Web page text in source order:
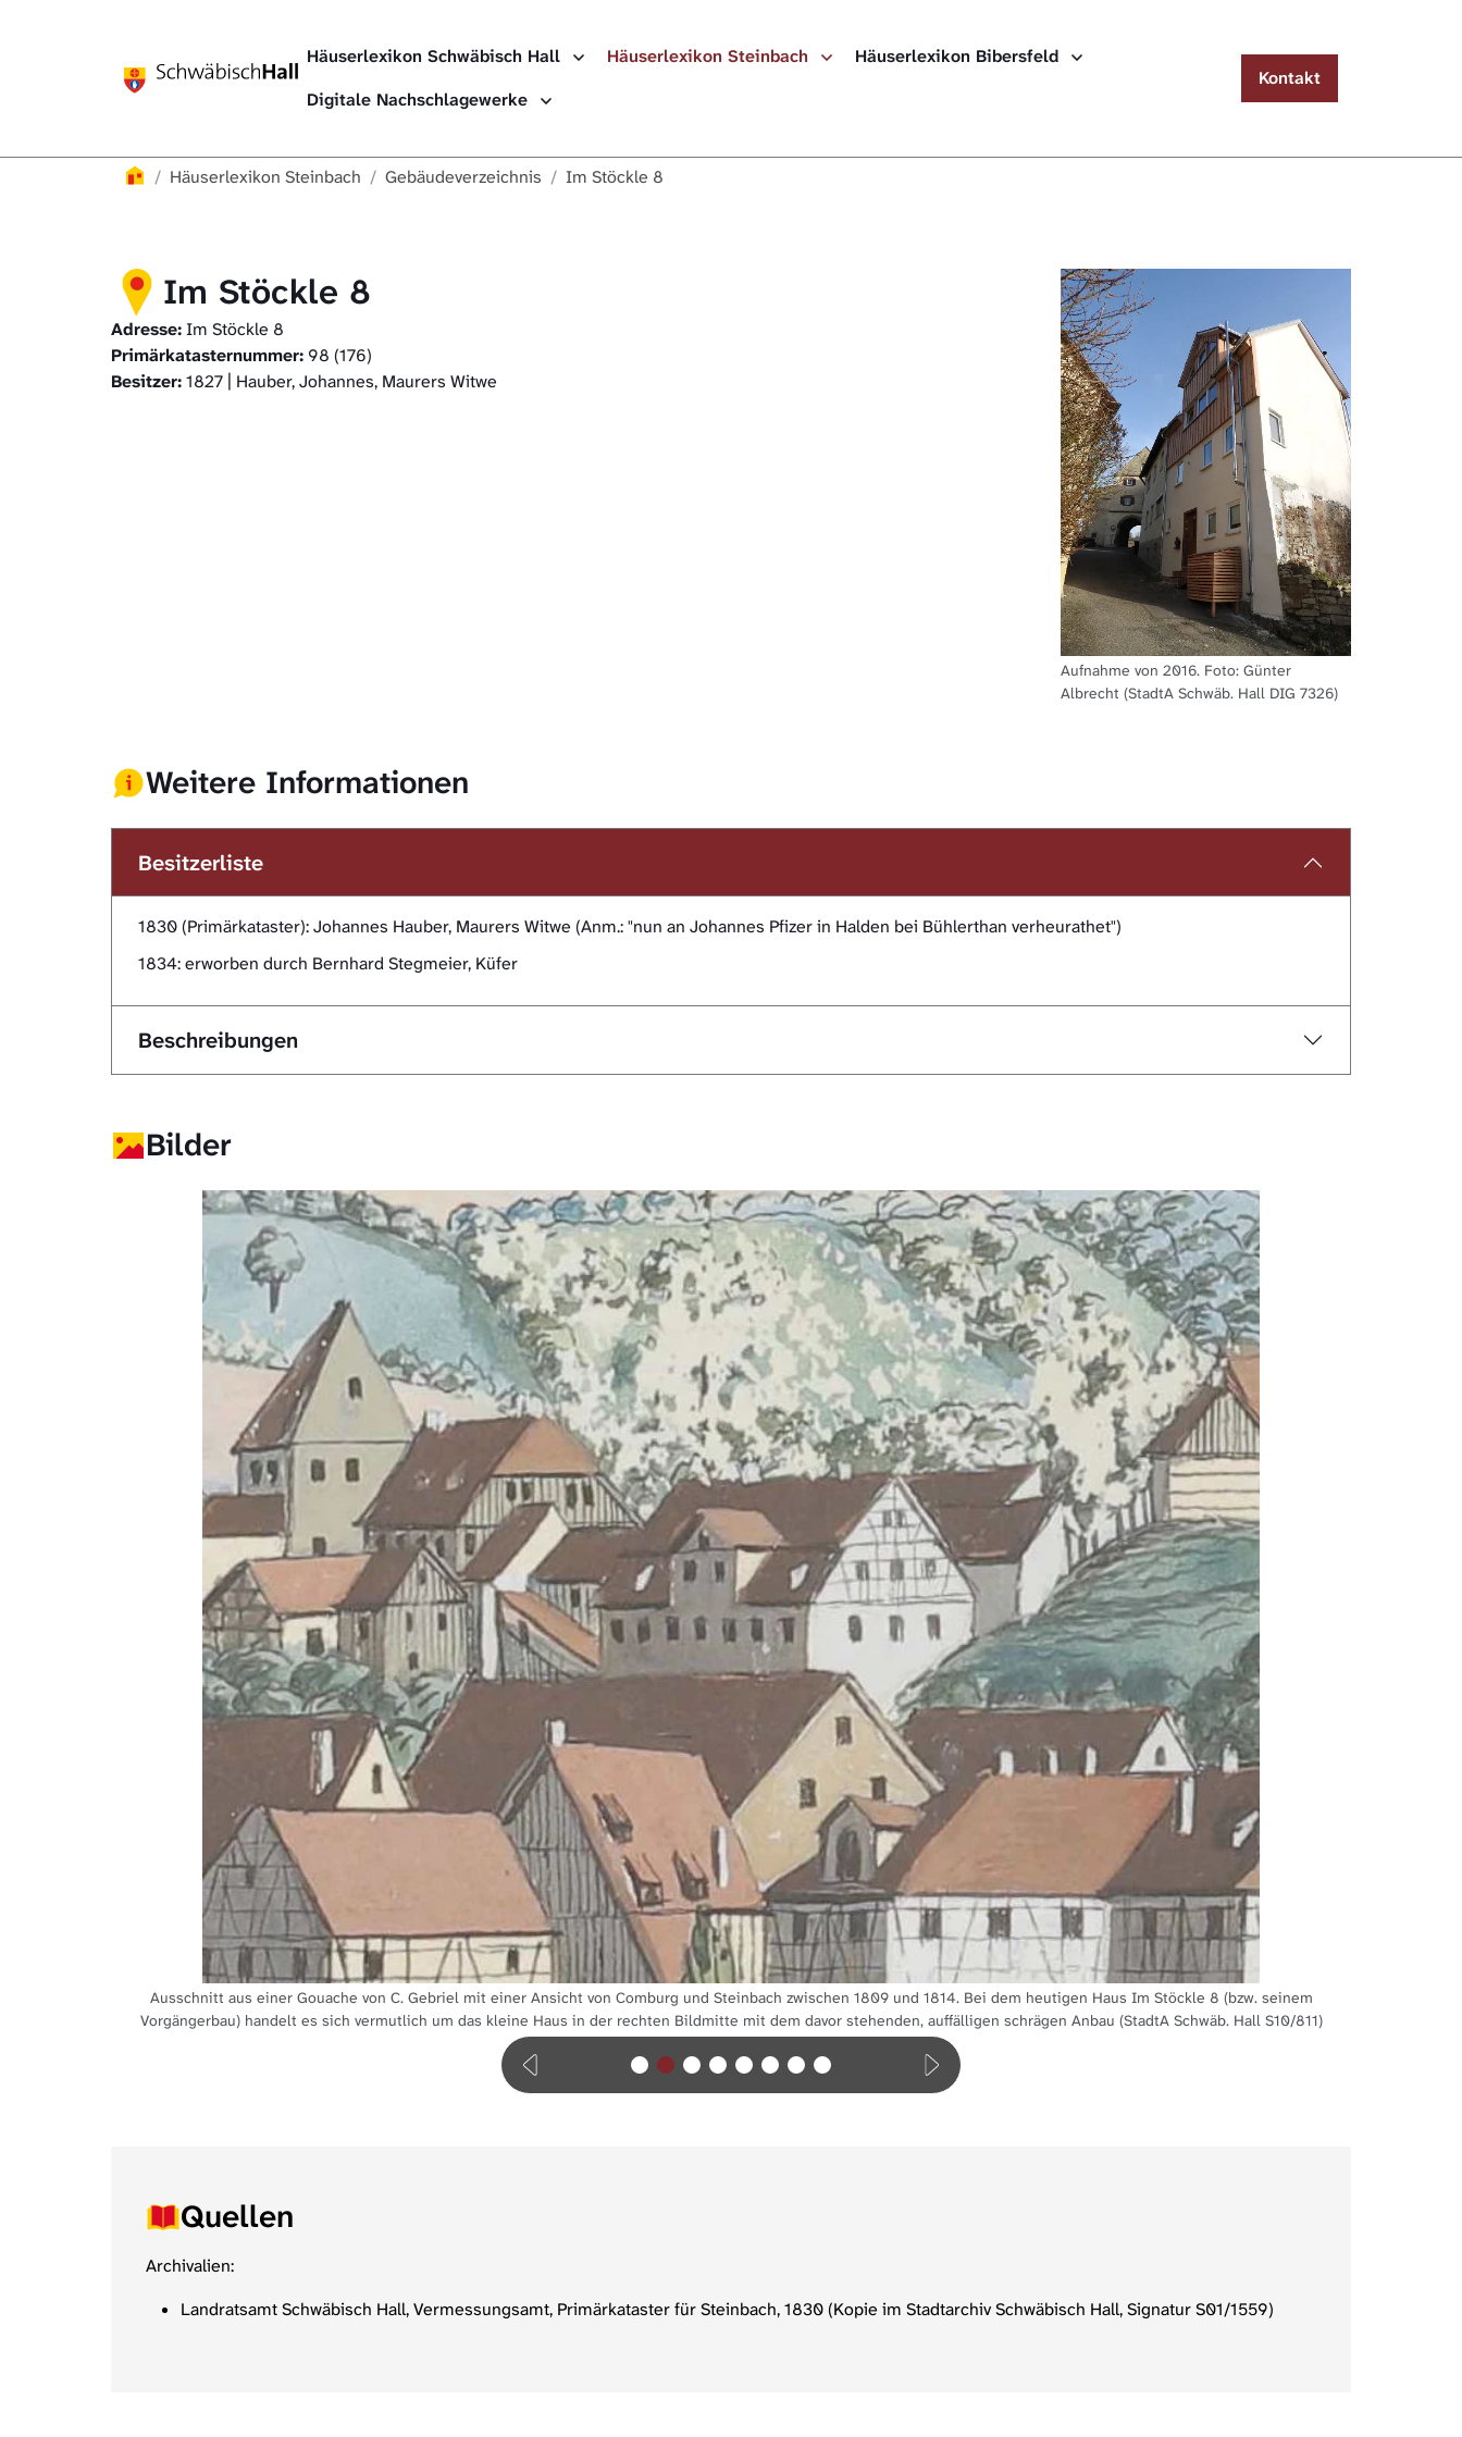
Häuserlexikon Schwäbisch Hall
Häuserlexikon Steinbach
Häuserlexikon Bibersfeld
Digitale Nachschlagewerke
Kontakt
Häuserlexikon
Häuserlexikon Steinbach Gebäudeverzeichnis Im Stöckle 8
Im Stöckle 8
Adresse:Im Stöckle 8
Primärkatasternummer: 98 (176)
Besitzer:1827 | Hauber, Johannes, Maurers Witwe
Aufnahme von 2016. Foto: Günter
Albrecht (StadtA Schwäb. Hall DIG 7326)
Weitere Informationen
Besitzerliste
1830 (Primärkataster): Johannes Hauber, Maurers Witwe (Anm.: "nun an Johannes Pfizer in Halden bei Bühlerthan verheurathet")
1834: erworben durch Bernhard Stegmeier, Küfer
Beschreibungen
Bilder
Ausschnitt aus einer Gouache von C. Gebriel mit einer Ansicht von Comburg und Steinbach zwischen 1809 und 1814. Bei dem heutigen Haus Im Stöckle 8 (bzw. seinem
Vorgängerbau) handelt es sich vermutlich um das kleine Haus in der rechten Bildmitte mit dem davor stehenden, auffälligen schrägen Anbau (StadtA Schwäb. Hall S10/811)
Quellen
Archivalien:
Landratsamt Schwäbisch Hall, Vermessungsamt, Primärkataster für Steinbach, 1830 (Kopie im Stadtarchiv Schwäbisch Hall, Signatur S01/1559)